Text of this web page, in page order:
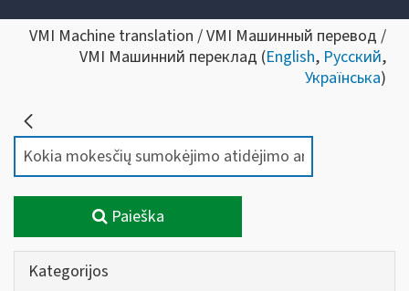
VMI Machine translation / VMI Машинный перевод /
VMI Машинний переклад (English, Русский,
Українська)
Paieška
Kategorijos